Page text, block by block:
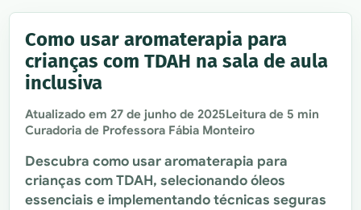
Como usar aromaterapia para
crianças com TDAH na sala de aula
inclusiva
Atualizado em27 de junho de 2025Leitura de 5 min
Curadoria de Professora Fábia Monteiro
Descubra como usar aromaterapia para
crianças com TDAH, selecionando óleos
essenciais e implementando técnicas seguras